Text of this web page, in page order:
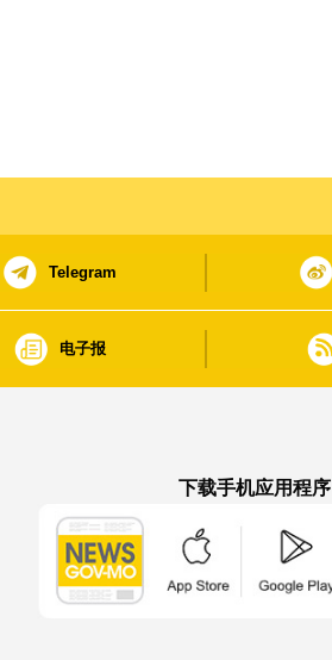
Telegram
电子报
下载手机应用程序